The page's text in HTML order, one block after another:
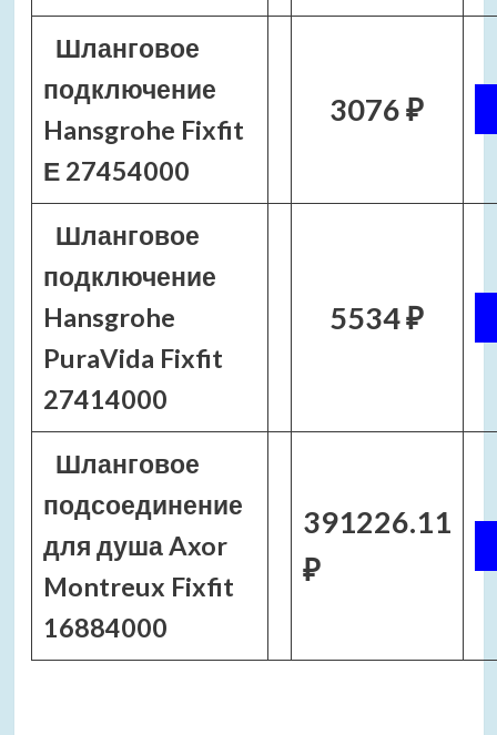
Шланговое
подключение
Hansgrohe Fixfit
Е 27454000
3076 ₽
Шланговое
подключение
Hansgrohe
PuraVida Fixfit
27414000
5534 ₽
Шланговое
подсоединение
для душа Axor
Montreux Fixfit
16884000
391226.11
₽